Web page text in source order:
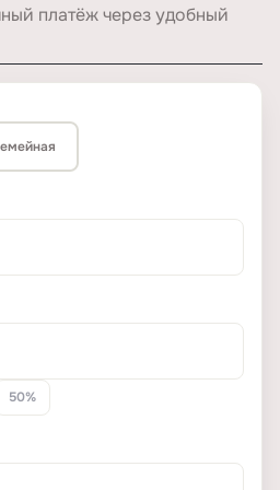
платёж через удобный
50%